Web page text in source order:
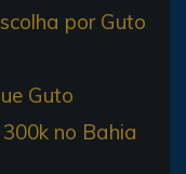
por Guto
Guto
no Bahia